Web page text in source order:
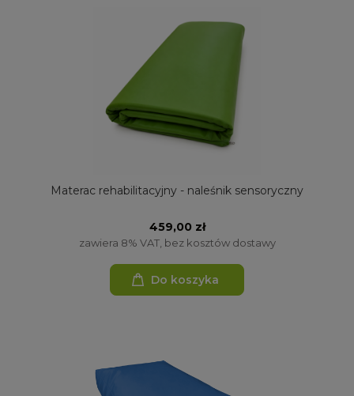
Materac rehabilitacyjny - naleśnik sensoryczny
459,00 zł
zawiera 8% VAT, bez kosztów dostawy
Do koszyka